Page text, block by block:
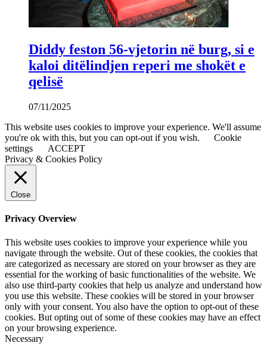
Diddy feston 56-vjetorin në burg, si e
kaloi ditëlindjen reperi me shokët e
qelisë
07/11/2025
This website uses cookies to improve your experience. We'll assume
you're ok with this, but you can opt-out if you wish.
Cookie
settings
ACCEPT
Privacy & Cookies Policy
Close
Privacy Overview
This website uses cookies to improve your experience while you
navigate through the website. Out of these cookies, the cookies that
are categorized as necessary are stored on your browser as they are
essential for the working of basic functionalities of the website. We
also use third-party cookies that help us analyze and understand how
you use this website. These cookies will be stored in your browser
only with your consent. You also have the option to opt-out of these
cookies. But opting out of some of these cookies may have an effect
on your browsing experience.
Necessary